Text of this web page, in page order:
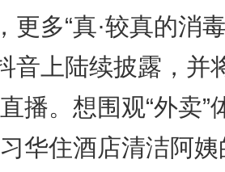
更多“真·较真的消
音上陆续披露，并
播。想围观“外卖
华住酒店清洁阿